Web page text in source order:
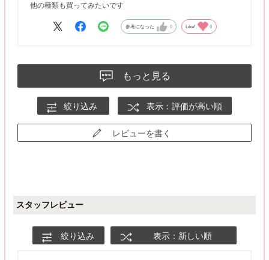
他の種類も買ってみたいです
参考になった 0 Like! 0
もっと見る
絞り込み 表示：評価が高い順
レビューを書く
スタッフレビュー
絞り込み 表示：新しい順